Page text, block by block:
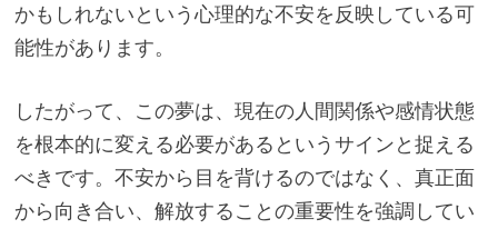
かもしれないという心理的な不安を反映している可
能性があります。
したがって、この夢は、現在の人間関係や感情状態
を根本的に変える必要があるというサインと捉える
べきです。不安から目を背けるのではなく、真正面
から向き合い、解放することの重要性を強調してい